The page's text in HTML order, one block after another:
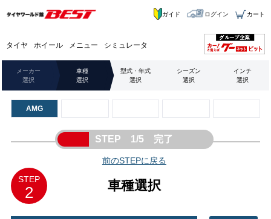
タイヤ ホイール メニュー シミュレータ
ガイド ログイン カート
メーカー
選択
車種
選択
型式・年式
選択
シーズン
選択
インチ
選択
AMG
STEP 1/5 完了
前のSTEPに戻る
STEP
2 車種選択